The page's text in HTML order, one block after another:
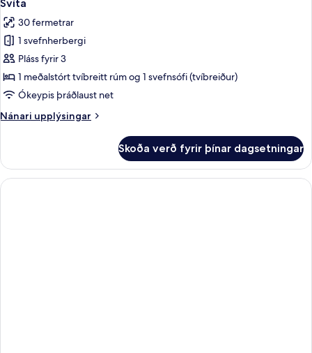
allar
myndir
fyrir
Svíta
Svíta
30 fermetrar
1 svefnherbergi
Pláss fyrir 3
1 meðalstórt tvíbreitt rúm og 1 svefnsófi (tvíbreiður)
Ókeypis þráðlaust net
Nánari upplýsingar
Nánari
Skoða verð fyrir þínar dagsetningar